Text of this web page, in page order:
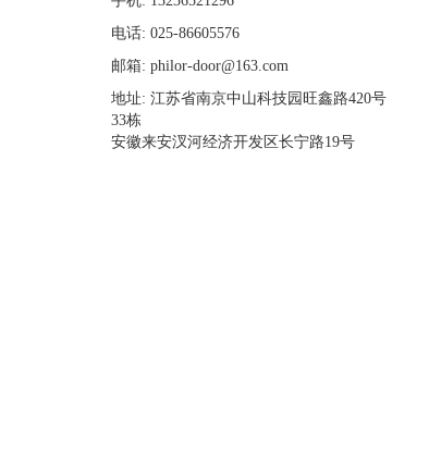
电话: 025-86605576
邮箱: philor-door@163.com
地址: 江苏省南京中山科技园旺鑫路420号
33栋
安徽来安汊河经济开发区长宁路19号